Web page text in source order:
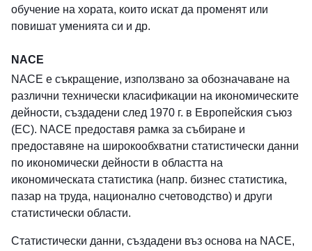
обучение на хората, които искат да променят или
повишат уменията си и др.
NACE
NACE е съкращение, използвано за обозначаване на
различни технически класификации на икономическите
дейности, създадени след 1970 г. в Европейския съюз
(ЕС). NACE предоставя рамка за събиране и
предоставяне на широкообхватни статистически данни
по икономически дейности в областта на
икономическата статистика (напр. бизнес статистика,
пазар на труда, национално счетоводство) и други
статистически области.
Статистически данни, създадени въз основа на NACE,